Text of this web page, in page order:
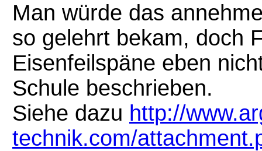
Man würde das
so gelehrt bekam, doch
Eisenfeilspäne eben
Schule beschrieben.
Siehe dazu http://
technik.com/